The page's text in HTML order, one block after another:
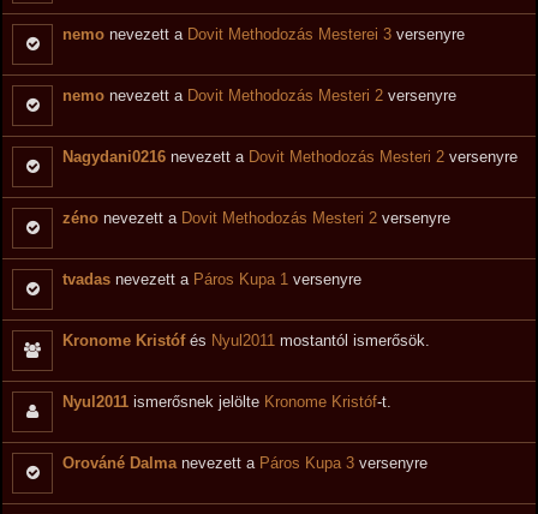
nemo nevezett a Dovit Methodozás Mesterei 3 versenyre
nemo nevezett a Dovit Methodozás Mesteri 2 versenyre
Nagydani0216 nevezett a Dovit Methodozás Mesteri 2 versenyre
zéno nevezett a Dovit Methodozás Mesteri 2 versenyre
tvadas nevezett a Páros Kupa 1 versenyre
Kronome Kristófés Nyul2011 mostantól ismerősök.
Nyul2011 ismerősnek jelölte Kronome Kristóf-t.
Orováné Dalma nevezett a Páros Kupa 3 versenyre